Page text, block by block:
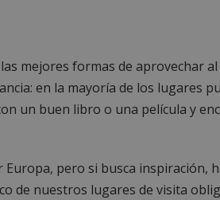
mejores formas de aprovechar
en la mayoría de los lugares
un buen libro o una película y
pero si busca inspiración,
de nuestros lugares de visita